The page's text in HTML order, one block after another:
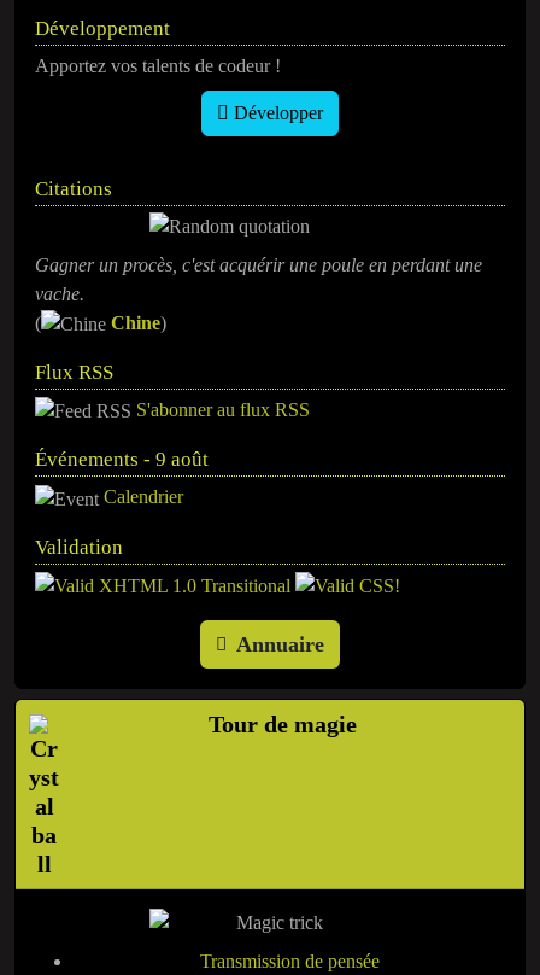
Développement
Apportez vos talents de codeur !
Développer
Citations
Gagner un procès, c'est acquérir une poule en perdant une
vache.
(
Chine)
Flux RSS
S'abonner au flux RSS
Événements - 9 août
Calendrier
Validation
Annuaire
Tour de magie
Transmission de pensée